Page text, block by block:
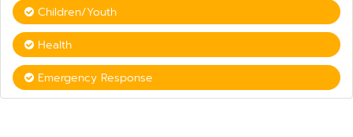
Children/Youth
Health
Emergency Response